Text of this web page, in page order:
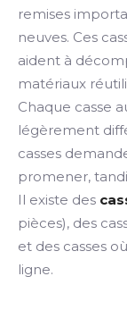
remises
neuves. Ces
aident à
matériaux
Chaque casse
légèrement
casses
promener,
Il existe des
pièces), des
et des casses
ligne.